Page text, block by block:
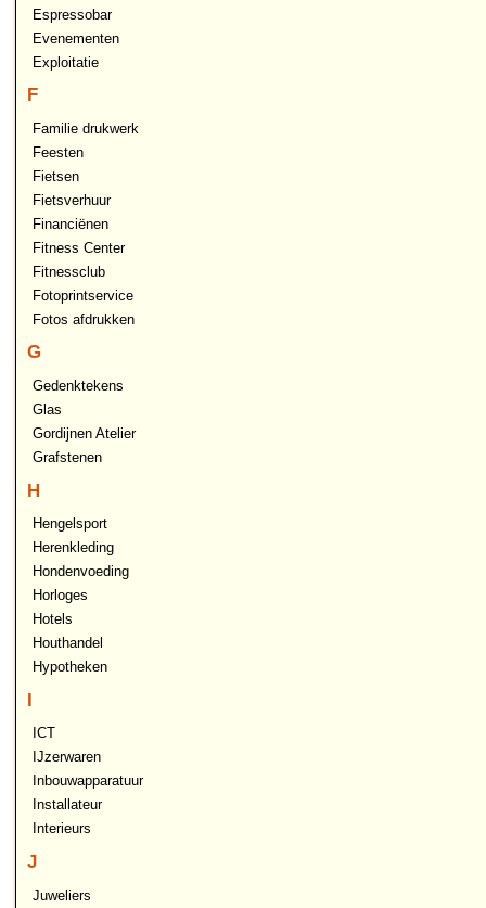
Espressobar
Evenementen
Exploitatie
F
Familie drukwerk
Feesten
Fietsen
Fietsverhuur
Financiënen
Fitness Center
Fitnessclub
Fotoprintservice
Fotos afdrukken
G
Gedenktekens
Glas
Gordijnen Atelier
Grafstenen
H
Hengelsport
Herenkleding
Hondenvoeding
Horloges
Hotels
Houthandel
Hypotheken
I
ICT
IJzerwaren
Inbouwapparatuur
Installateur
Interieurs
J
Juweliers